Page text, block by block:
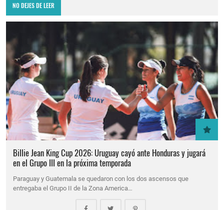
NO DEJES DE LEER
Billie Jean King Cup 2026: Uruguay cayó ante Honduras y jugará
en el Grupo III en la próxima temporada
Paraguay y Guatemala se quedaron con los dos ascensos que
entregaba el Grupo II de la Zona America…